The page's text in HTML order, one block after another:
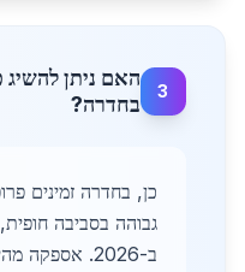
3
האם ניתן להשיג
בחדרה?
כן, בחדרה זמינים
ב-2026.